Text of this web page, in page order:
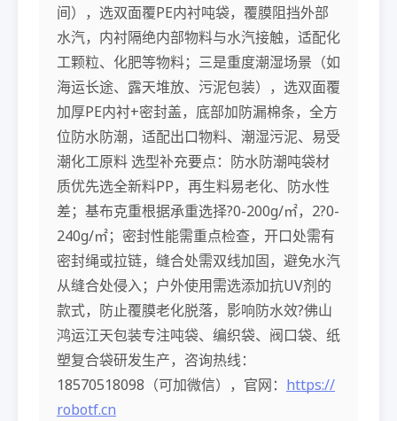
间），选双面覆PE内衬吨袋，覆膜阻挡外部
水汽，内衬隔绝内部物料与水汽接触，适配化
工颗粒、化肥等物料；三是重度潮湿场景（如
海运长途、露天堆放、污泥包装），选双面覆
加厚PE内衬+密封盖，底部加防漏棉条，全方
位防水防潮，适配出口物料、潮湿污泥、易受
潮化工原料 选型补充要点：防水防潮吨袋材
质优先选全新料PP，再生料易老化、防水性
差；基布克重根据承重选择?0-200g/㎡，2?0-
240g/㎡；密封性能需重点检查，开口处需有
密封绳或拉链，缝合处需双线加固，避免水汽
从缝合处侵入；户外使用需选添加抗UV剂的
款式，防止覆膜老化脱落，影响防水效?佛山
鸿运江天包装专注吨袋、编织袋、阀口袋、纸
塑复合袋研发生产，咨询热线：
18570518098（可加微信），官网： https://
robotf.cn